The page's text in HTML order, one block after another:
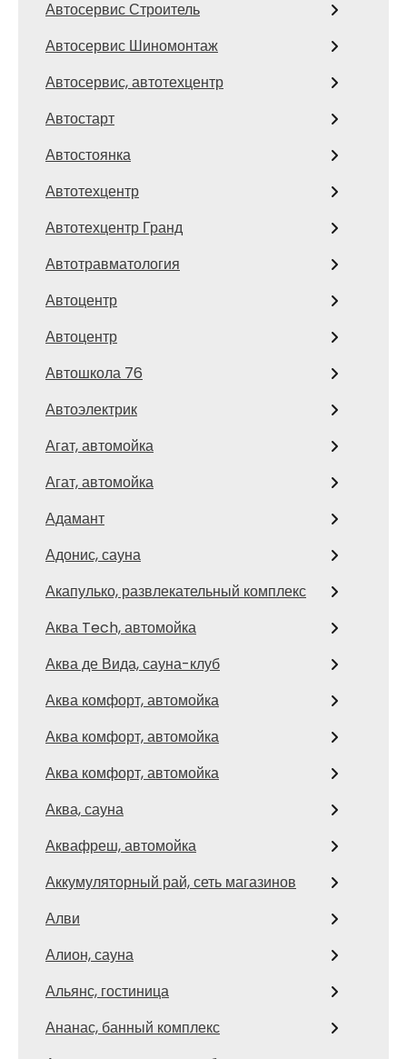
Автосервис Строитель
Автосервис Шиномонтаж
Автосервис, автотехцентр
Автостарт
Автостоянка
Автотехцентр
Автотехцентр Гранд
Автотравматология
Автоцентр
Автоцентр
Автошкола 76
Автоэлектрик
Агат, автомойка
Агат, автомойка
Адамант
Адонис, сауна
Акапулько, развлекательный комплекс
Аква Tech, автомойка
Аква де Вида, сауна-клуб
Аква комфорт, автомойка
Аква комфорт, автомойка
Аква комфорт, автомойка
Аква, сауна
Аквафреш, автомойка
Аккумуляторный рай, сеть магазинов
Алви
Алион, сауна
Альянс, гостиница
Ананас, банный комплекс